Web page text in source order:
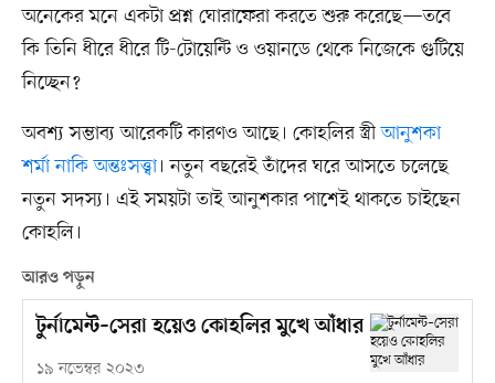
অনেকের মনে একটা প্রশ্ন ঘোরাফেরা করতে শুরু করেছে—তবে
কি তিনি ধীরে ধীরে টি-টোয়েন্টি ও ওয়ানডে থেকে নিজেকে গুটিয়ে
নিচ্ছেন?
অবশ্য সম্ভাব্য আরেকটি কারণও আছে। কোহলির স্ত্রীআনুশকা
শর্মা নাকি অন্তঃসত্ত্বা। নতুন বছরেই তাঁদের ঘরে আসতে চলেছে
নতুন সদস্য। এই সময়টা তাই আনুশকার পাশেই থাকতে চাইছেন
কোহলি।
আরও পড়ুন
টুর্নামেন্ট–সেরা হয়েও কোহলির মুখে আঁধার
১৯ নভেম্বর ২০২৩